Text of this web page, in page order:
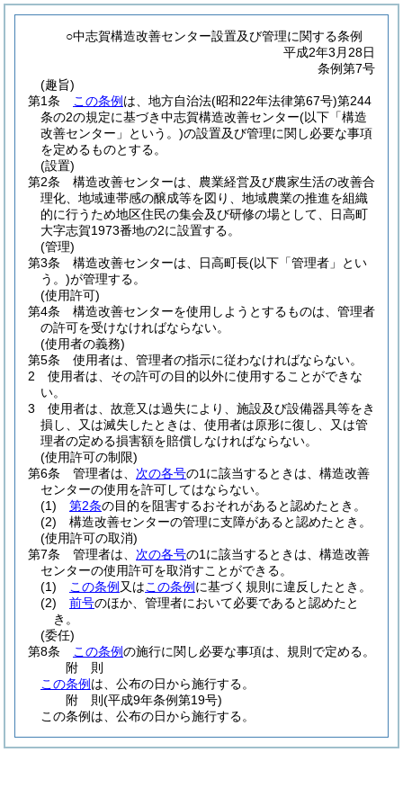
○中志賀構造改善センター設置及び管理に関する条例
平成2年3月28日
条例第7号
(趣旨)
第1条
この条例 は、地方自治法(昭和22年法律第67号)第244
条の2の規定に基づき中志賀構造改善センター(以下「構造
改善センター」という。)の設置及び管理に関し必要な事項
を定めるものとする。
(設置)
第2条
構造改善センターは、農業経営及び農家生活の改善合
理化、地域連帯感の醸成等を図り、地域農業の推進を組織
的に行うため地区住民の集会及び研修の場として、日高町
大字志賀1973番地の2に設置する。
(管理)
第3条
構造改善センターは、日高町長(以下「管理者」とい
う。)が管理する。
(使用許可)
第4条
構造改善センターを使用しようとするものは、管理者
の許可を受けなければならない。
(使用者の義務)
第5条
使用者は、管理者の指示に従わなければならない。
2
使用者は、その許可の目的以外に使用することができな
い。
3
使用者は、故意又は過失により、施設及び設備器具等をき
損し、又は滅失したときは、使用者は原形に復し、又は管
理者の定める損害額を賠償しなければならない。
(使用許可の制限)
第6条
管理者は、 次の各号の1に該当するときは、構造改善
センターの使用を許可してはならない。
(1)
第2条の目的を阻害するおそれがあると認めたとき。
(2)
構造改善センターの管理に支障があると認めたとき。
(使用許可の取消)
第7条
管理者は、 次の各号の1に該当するときは、構造改善
センターの使用許可を取消すことができる。
(1)
この条例 又はこの条例 に基づく規則に違反したとき。
(2)
前号のほか、管理者において必要であると認めたと
き。
(委任)
第8条
この条例の施行に関し必要な事項は、規則で定める。
附 則
この条例 は、公布の日から施行する。
附 則(平成9年条例第19号)
この条例は、公布の日から施行する。